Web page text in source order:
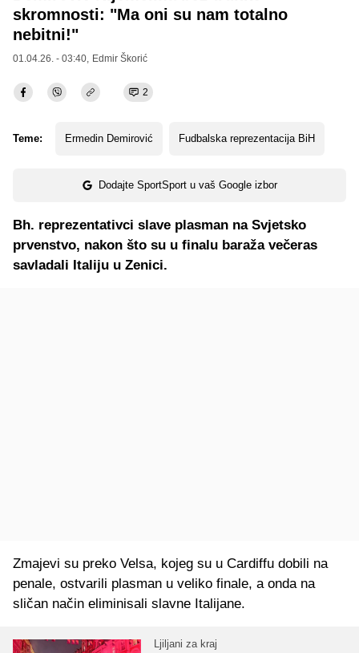
skromnosti: "Ma oni su nam totalno
nebitni!"
01.04.26. - 03:40, Edmir Škorić
2
Teme: Ermedin Demirović Fudbalska reprezentacija BiH
Dodajte SportSport u vaš Google izbor
Bh. reprezentativci slave plasman na Svjetsko
prvenstvo, nakon što su u finalu baraža večeras
savladali Italiju u Zenici.
Zmajevi su preko Velsa, kojeg su u Cardiffu dobili na
penale, ostvarili plasman u veliko finale, a onda na
sličan način eliminisali slavne Italijane.
Ljiljani za kraj